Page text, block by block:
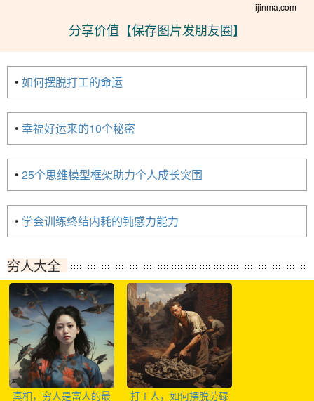
ijinma.com
分享价值【保存图片发朋友圈】
• 如何摆脱打工的命运
• 幸福好运来的10个秘密
• 25个思维模型框架助力个人成长突围
• 学会训练终结内耗的钝感力能力
穷人大全
真相，穷人是富人的最 打工人，如何摆脱劳碌